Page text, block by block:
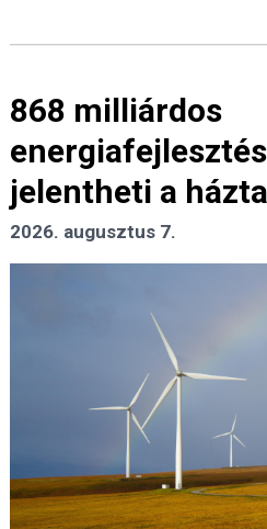
868 milliárdos
jelentheti a
2026. augusztus 7.